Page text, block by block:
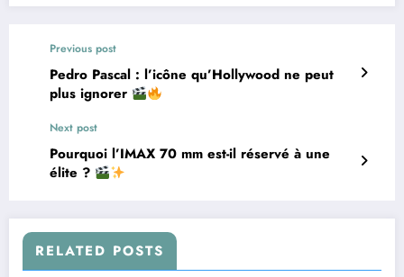
Previous post
Pedro Pascal : l’icône qu’Hollywood ne peut
plus ignorer
Next post
Pourquoi l’IMAX 70 mm est-il réservé à une
élite ?
RELATED POSTS